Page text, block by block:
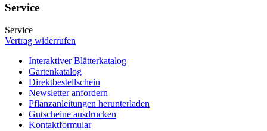
Service
Service
Vertrag widerrufen
Interaktiver Blätterkatalog
Gartenkatalog
Direktbestellschein
Newsletter anfordern
Pflanzanleitungen herunterladen
Gutscheine ausdrucken
Kontaktformular